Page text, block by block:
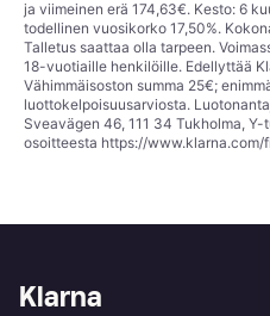
ja viimeinen erä 174,63€. Kesto: 6
todellinen vuosikorko 17,50%.
Talletus saattaa olla tarpeen.
18-vuotiaille henkilöille. Edellyttää
Vähimmäisoston summa 25€;
luottokelpoisuusarviosta.
Sveavägen 46, 111 34 Tukholma,
osoitteesta https://www.klarna.com/
Klarna